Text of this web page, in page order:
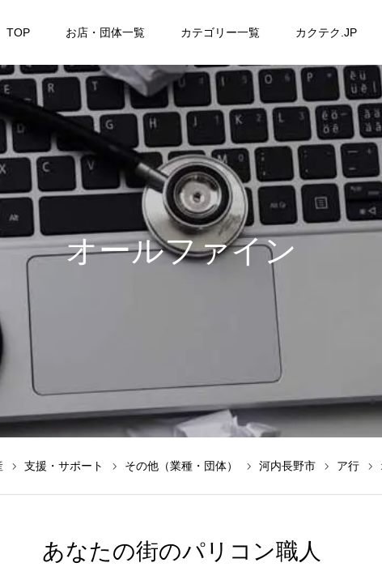
TOP お店・団体一覧 カテゴリー一覧 カクテク.JP
オールファイン
支援・サポート その他（業種・団体） 河内長野市 ア行
あなたの街のパリコン職人